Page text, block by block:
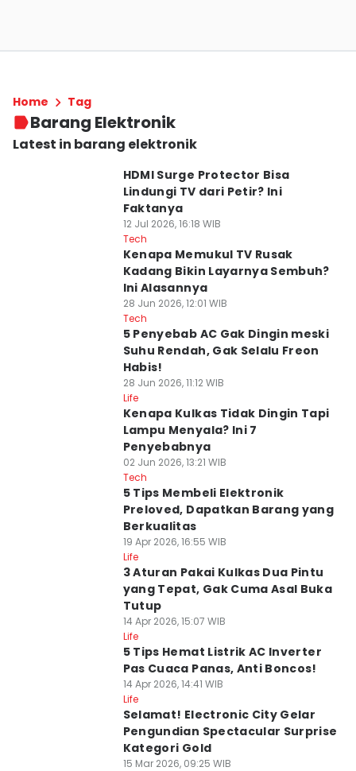
Home Tag
Barang Elektronik
Latest in barang elektronik
HDMI Surge Protector Bisa
Lindungi TV dari Petir? Ini
Faktanya
12 Jul 2026, 16:18 WIB
Tech
Kenapa Memukul TV Rusak
Kadang Bikin Layarnya Sembuh?
Ini Alasannya
28 Jun 2026, 12:01 WIB
Tech
5 Penyebab AC Gak Dingin meski
Suhu Rendah, Gak Selalu Freon
Habis!
28 Jun 2026, 11:12 WIB
Life
Kenapa Kulkas Tidak Dingin Tapi
Lampu Menyala? Ini 7
Penyebabnya
02 Jun 2026, 13:21 WIB
Tech
5 Tips Membeli Elektronik
Preloved, Dapatkan Barang yang
Berkualitas
19 Apr 2026, 16:55 WIB
Life
3 Aturan Pakai Kulkas Dua Pintu
yang Tepat, Gak Cuma Asal Buka
Tutup
14 Apr 2026, 15:07 WIB
Life
5 Tips Hemat Listrik AC Inverter
Pas Cuaca Panas, Anti Boncos!
14 Apr 2026, 14:41 WIB
Life
Selamat! Electronic City Gelar
Pengundian Spectacular Surprise
Kategori Gold
15 Mar 2026, 09:25 WIB